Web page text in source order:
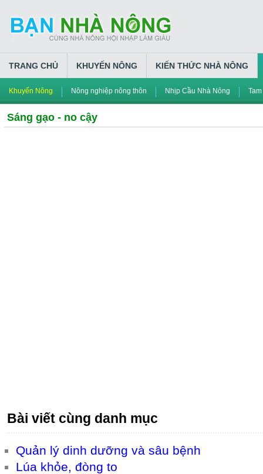
TRANG CHỦ KHUYẾN NÔNG KIẾN THỨC NHÀ NÔNG
Khuyến Nông Nông nghiệp nông thôn Nhịp Cầu Nhà Nông
Sáng gạo - no cậy
Bài viết cùng danh mục
Quản lý dinh dưỡng và sâu bệnh
Lúa khỏe, đòng to